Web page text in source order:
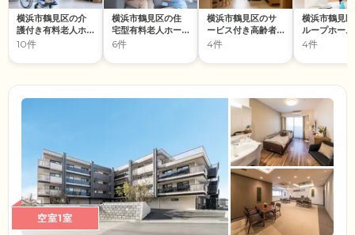
横浜市鶴見区の介
護付き有料老人ホ
ーム
10件
横浜市鶴見区の住
宅型有料老人ホー
ム
6件
横浜市鶴見区のサ
ービス付き高齢者
向け住宅
4件
横浜市鶴見
ループホーム
4件
空室1室